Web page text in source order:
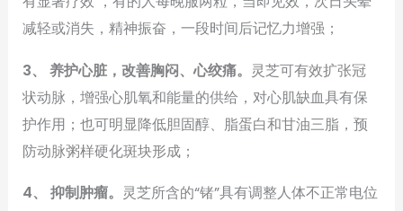
减轻或消失，精神振奋，一段时间后记忆力增强；
3、 养护心脏，改善胸闷、心绞痛。 灵芝可有效扩张冠
状动脉，增强心肌氧和能量的供给，对心肌缺血具有保
护作用；也可明显降低胆固醇、脂蛋白和甘油三脂，预
防动脉粥样硬化斑块形成；
4、 抑制肿瘤。 灵芝所含的“锗”具有调整人体不正常电位